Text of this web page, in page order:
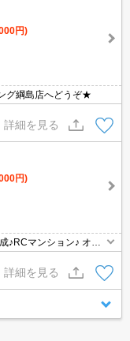
円)
グ綱島店へどうぞ★
詳細を見る
円)
♪RCマンション♪ オー
詳細を見る